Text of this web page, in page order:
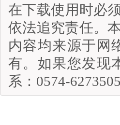
在下载使用时必
依法追究责任。
内容均来源于网
有。如果您发现
系：0574-